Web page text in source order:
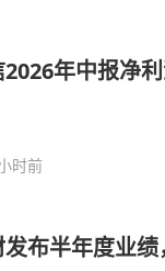
年中报净
时前
布半年度业